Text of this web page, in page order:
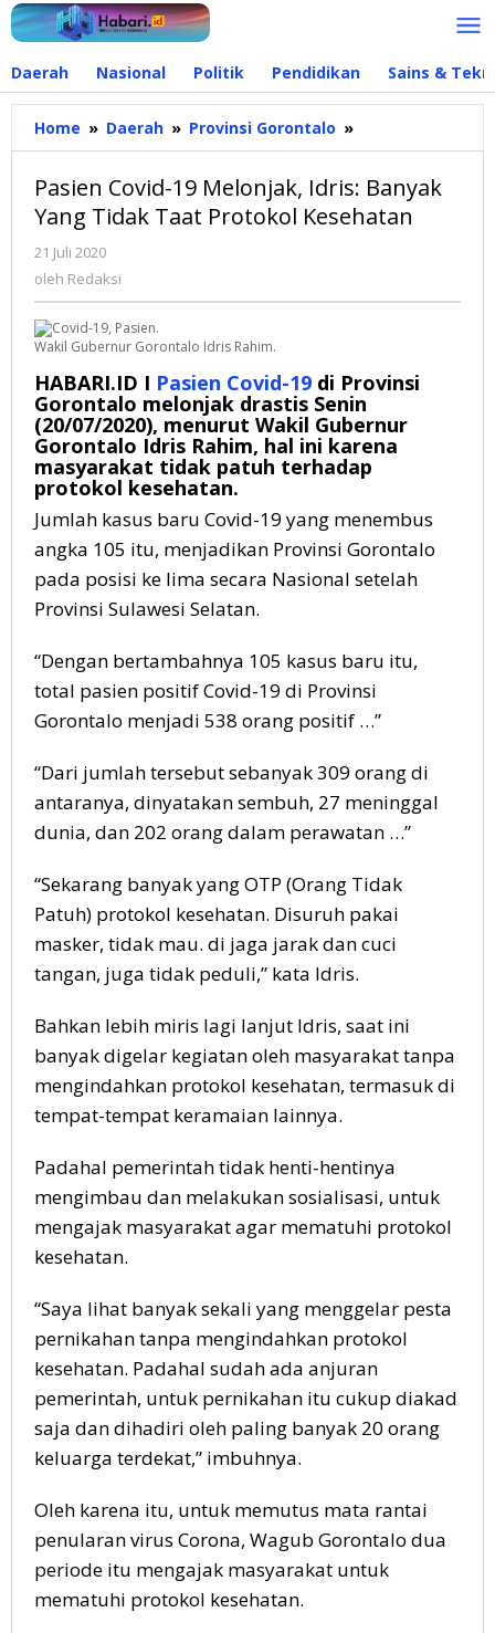
Lewati
ke
Daerah Nasional Politik Pendidikan Sains &
Home » Daerah » Provinsi Gorontalo »
Covid-
Melonjak,
Idris:
Pasien Covid-19 Melonjak, Idris: Banyak
Yang Tidak Taat Protokol Kesehatan
21 Juli 2020
Redaksi
oleh Redaksi
Wakil Gubernur Gorontalo Idris Rahim.
HABARI.ID I Pasien Covid-19 di Provinsi
Gorontalo melonjak drastis Senin
(20/07/2020), menurut Wakil Gubernur
Gorontalo Idris Rahim, hal ini karena
masyarakat tidak patuh terhadap
protokol kesehatan.
Jumlah kasus baru Covid-19 yang menembus
angka 105 itu, menjadikan Provinsi Gorontalo
pada posisi ke lima secara Nasional setelah
Provinsi Sulawesi Selatan.
“Dengan bertambahnya 105 kasus baru itu,
total pasien positif Covid-19 di Provinsi
Gorontalo menjadi 538 orang positif …”
“Dari jumlah tersebut sebanyak 309 orang di
antaranya, dinyatakan sembuh, 27 meninggal
dunia, dan 202 orang dalam perawatan …”
“Sekarang banyak yang OTP (Orang Tidak
Patuh) protokol kesehatan. Disuruh pakai
masker, tidak mau. di jaga jarak dan cuci
tangan, juga tidak peduli,” kata Idris.
Bahkan lebih miris lagi lanjut Idris, saat ini
banyak digelar kegiatan oleh masyarakat tanpa
mengindahkan protokol kesehatan, termasuk di
tempat-tempat keramaian lainnya.
Padahal pemerintah tidak henti-hentinya
mengimbau dan melakukan sosialisasi, untuk
mengajak masyarakat agar mematuhi protokol
kesehatan.
“Saya lihat banyak sekali yang menggelar pesta
pernikahan tanpa mengindahkan protokol
kesehatan. Padahal sudah ada anjuran
pemerintah, untuk pernikahan itu cukup diakad
saja dan dihadiri oleh paling banyak 20 orang
keluarga terdekat,” imbuhnya.
Oleh karena itu, untuk memutus mata rantai
penularan virus Corona, Wagub Gorontalo dua
periode itu mengajak masyarakat untuk
mematuhi protokol kesehatan.